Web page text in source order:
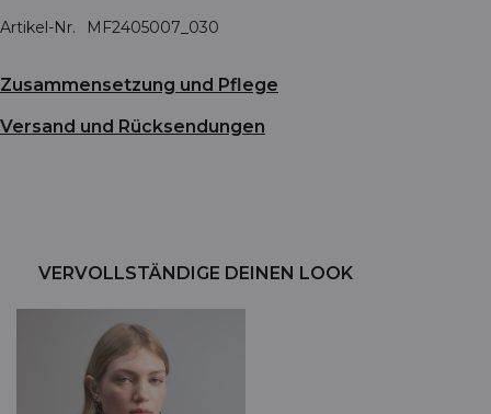
Artikel-Nr.
MF2405007_030
Zusammensetzung und Pflege
Versand und Rücksendungen
VERVOLLSTÄNDIGE DEINEN LOOK